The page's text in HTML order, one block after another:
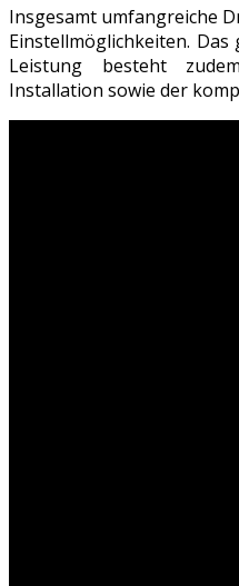
Insgesamt umfangreiche
Einstellmöglichkeiten.
Leistung besteht
Installation sowie der